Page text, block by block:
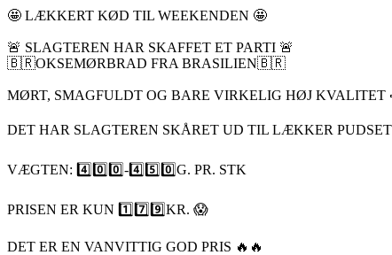
🤩 LÆKKERT KØD TIL WEEKENDEN 🤩
🚨 SLAGTEREN HAR SKAFFET ET PARTI 🚨
🇧🇷OKSEMØRBRAD FRA BRASILIEN🇧🇷
MØRT, SMAGFULDT OG BARE VIRKELIG HØJ KVALITET
DET HAR SLAGTEREN SKÅRET UD TIL LÆKKER
VÆGTEN: 4️⃣0️⃣0️⃣-4️⃣5️⃣0️⃣G. PR. STK
PRISEN ER KUN 1️⃣7️⃣9️⃣KR. 😱
DET ER EN VANVITTIG GOD PRIS 🔥🔥